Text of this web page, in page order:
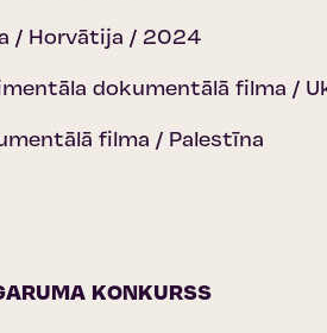
/ Horvātija / 2024
dokumentālā filma /
filma / Palestīna
KONKURSS